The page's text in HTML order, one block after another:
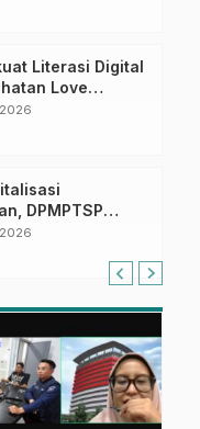
Literasi Digital
Love
DPMPTSP
Aplikasi